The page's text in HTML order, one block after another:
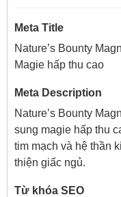
Meta Title
Nature’s Bounty
Magie hấp thu cao
Meta Description
Nature’s Bounty
sung magie hấp thu
tim mạch và hệ thần
thiện giấc ngủ.
Từ khóa SEO